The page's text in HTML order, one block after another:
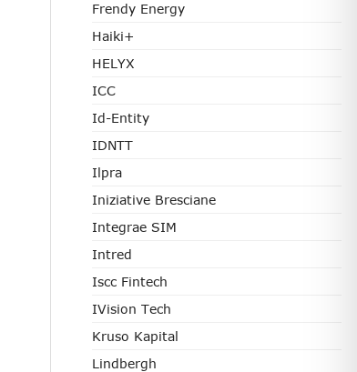
Frendy Energy
Haiki+
HELYX
ICC
Id-Entity
IDNTT
Ilpra
Iniziative Bresciane
Integrae SIM
Intred
Iscc Fintech
IVision Tech
Kruso Kapital
Lindbergh